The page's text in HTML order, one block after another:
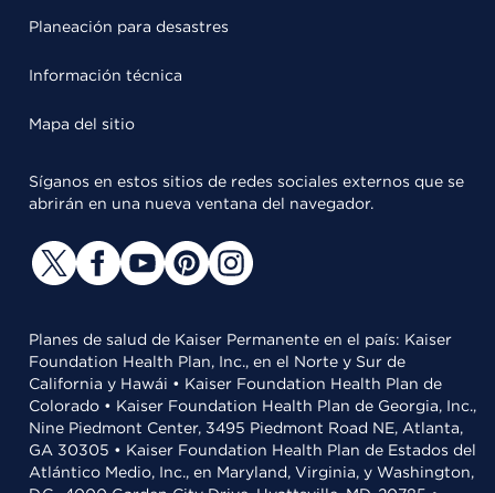
Planeación para desastres
Información técnica
Mapa del sitio
Síganos en estos sitios de redes sociales externos que se
abrirán en una nueva ventana del navegador.
Planes de salud de Kaiser Permanente en el país: Kaiser
Foundation Health Plan, Inc., en el Norte y Sur de
California y Hawái • Kaiser Foundation Health Plan de
Colorado • Kaiser Foundation Health Plan de Georgia, Inc.,
Nine Piedmont Center, 3495 Piedmont Road NE, Atlanta,
GA 30305 • Kaiser Foundation Health Plan de Estados del
Atlántico Medio, Inc., en Maryland, Virginia, y Washington,